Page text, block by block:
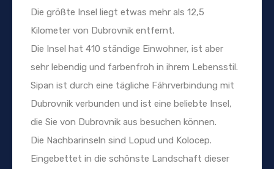
Die größte Insel liegt etwas mehr als 12,5
Kilometer von Dubrovnik entfernt.
Die Insel hat 410 ständige Einwohner, ist aber
sehr lebendig und farbenfroh in ihrem Lebensstil.
Sipan ist durch eine tägliche Fährverbindung mit
Dubrovnik verbunden und ist eine beliebte Insel,
die Sie von Dubrovnik aus besuchen können.
Die Nachbarinseln sind Lopud und Kolocep.
Eingebettet in die schönste Landschaft dieser